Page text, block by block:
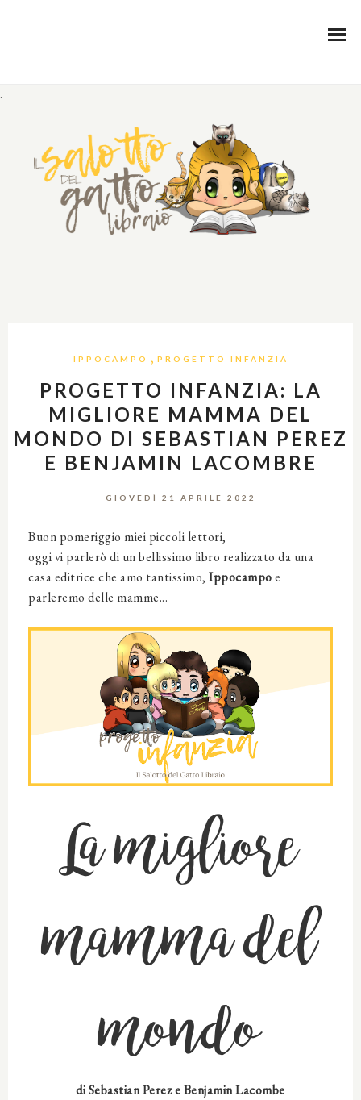
.
IPPOCAMPO , PROGETTO INFANZIA
PROGETTO INFANZIA: LA
MIGLIORE MAMMA DEL
MONDO DI SEBASTIAN PEREZ
E BENJAMIN LACOMBRE
GIOVEDÌ 21 APRILE 2022
Buon pomeriggio miei piccoli lettori,
oggi vi parlerò di un bellissimo libro realizzato da una
casa editrice che amo tantissimo, Ippocampoe
parleremo delle mamme...
La migliore
mamma del
mondo
diSebastian Perez e Benjamin Lacombe